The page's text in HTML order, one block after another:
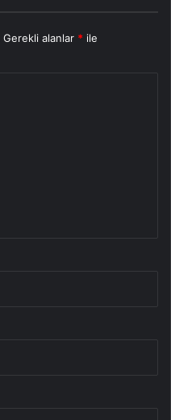
Gerekli alanlar * ile